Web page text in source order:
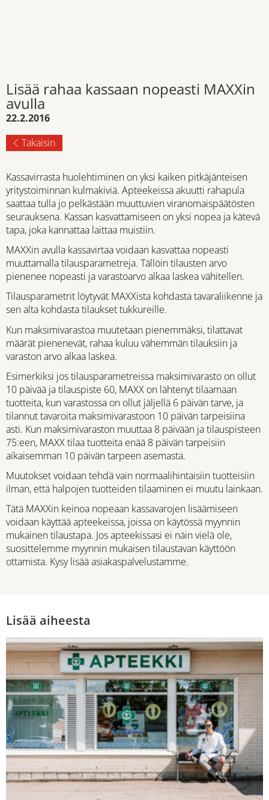
Lisää rahaa kassaan nopeasti MAXXin
avulla
22.2.2016
Takaisin
Kassavirrasta huolehtiminen on yksi kaiken pitkäjänteisen
yritystoiminnan kulmakiviä. Apteekeissa akuutti rahapula
saattaa tulla jo pelkästään muuttuvien viranomaispäätösten
seurauksena. Kassan kasvattamiseen on yksi nopea ja kätevä
tapa, joka kannattaa laittaa muistiin.
MAXXin avulla kassavirtaa voidaan kasvattaa nopeasti
muuttamalla tilausparametreja. Tällöin tilausten arvo
pienenee nopeasti ja varastoarvo alkaa laskea vähitellen.
Tilausparametrit löytyvät MAXXista kohdasta tavaraliikenne ja
sen alta kohdasta tilaukset tukkureille.
Kun maksimivarastoa muutetaan pienemmäksi, tilattavat
määrät pienenevät, rahaa kuluu vähemmän tilauksiin ja
varaston arvo alkaa laskea.
Esimerkiksi jos tilausparametreissa maksimivarasto on ollut
10 päivää ja tilauspiste 60, MAXX on lähtenyt tilaamaan
tuotteita, kun varastossa on ollut jäljellä 6 päivän tarve, ja
tilannut tavaroita maksimivarastoon 10 päivän tarpeisiina
asti. Kun maksimivaraston muuttaa 8 päivään ja tilauspisteen
75:een, MAXX tilaa tuotteita enää 8 päivän tarpeisiin
aikaisemman 10 päivän tarpeen asemasta.
Muutokset voidaan tehdä vain normaalihintaisiin tuotteisiin
ilman, että halpojen tuotteiden tilaaminen ei muutu lainkaan.
Tätä MAXXin keinoa nopeaan kassavarojen lisäämiseen
voidaan käyttää apteekeissa, joissa on käytössä myynnin
mukainen tilaustapa. Jos apteekissasi ei näin vielä ole,
suosittelemme myynnin mukaisen tilaustavan käyttöön
ottamista. Kysy lisää asiakaspalvelustamme.
Lisää aiheesta